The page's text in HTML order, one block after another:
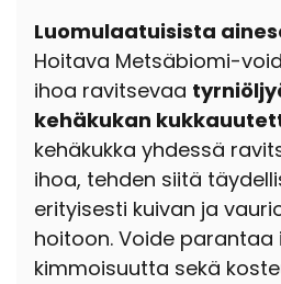
Luomulaatuisista
Hoitava Metsäbiomi-
ihoa ravitsevaa
kehäkukan
kehäkukka yhdessä
ihoa, tehden siitä
erityisesti kuivan ja
hoitoon. Voide parantaa
kimmoisuutta sekä